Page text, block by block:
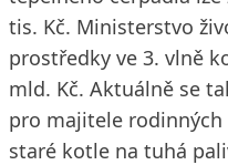
tis. Kč. Ministerstvo
prostředky ve 3. vlně
mld. Kč. Aktuálně se
pro majitele
staré kotle na tuhá